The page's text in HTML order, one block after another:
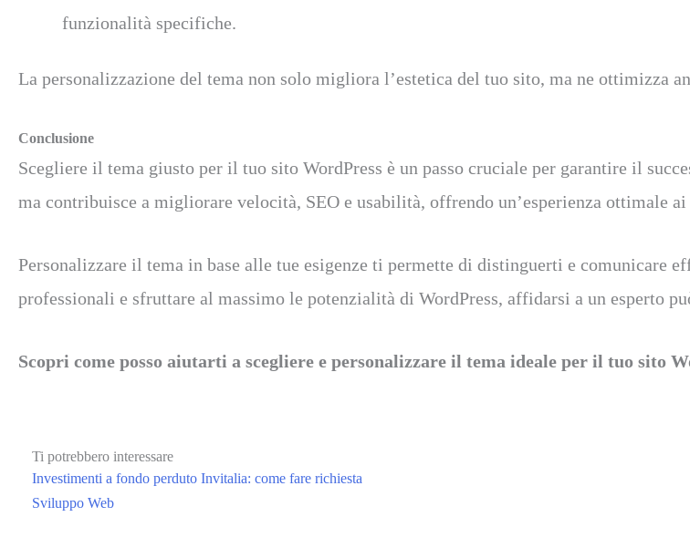
funzionalità specifiche.
La personalizzazione del tema non solo migliora l’estetica del tuo sito, ma ne ottimizza
Conclusione
Scegliere il tema giusto per il tuo sito WordPress è un passo cruciale per garantire il
ma contribuisce a migliorare velocità, SEO e usabilità, offrendo un’esperienza ottimale
Personalizzare il tema in base alle tue esigenze ti permette di distinguerti e comunicare
professionali e sfruttare al massimo le potenzialità di WordPress, affidarsi a un esperto
Scopri come posso aiutarti a scegliere e personalizzare il tema ideale per il tuo sito
Ti potrebbero interessare
Investimenti a fondo perduto Invitalia: come fare richiesta
Sviluppo Web